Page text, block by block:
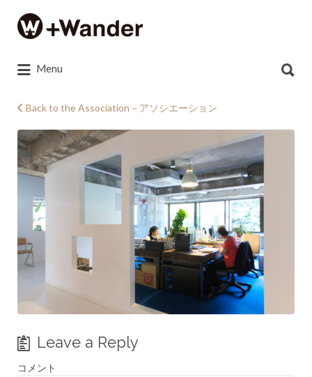
Search
for:
Menu
for:
Back to the Association－アソシエーション
Leave a Reply
コメント